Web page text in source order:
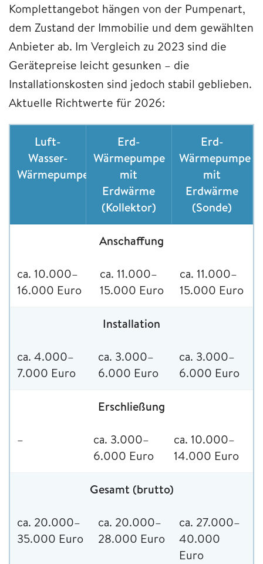
Komplettangebot hängen von der Pumpenart,
dem Zustand der Immobilie und dem gewählten
Anbieter ab. Im Vergleich zu 2023 sind die
Gerätepreise leicht gesunken – die
Installationskosten sind jedoch stabil geblieben.
Aktuelle Richtwerte für 2026:
Luft-
Wasser-
Wärmepumpe
Erd-
Wärmepumpe
mit
Erdwärme
(Kollektor)
Erd-
Wärmepumpe
mit
Erdwärme
(Sonde)
Anschaffung
ca. 10.000–
16.000 Euro
ca. 11.000–
15.000 Euro
ca. 11.000–
15.000 Euro
Installation
ca. 4.000–
7.000 Euro
ca. 3.000–
6.000 Euro
ca. 3.000–
6.000 Euro
Erschließung
–
ca. 3.000–
6.000 Euro
ca. 10.000–
14.000 Euro
Gesamt (brutto)
ca. 20.000–
35.000 Euro
ca. 20.000–
28.000 Euro
ca. 27.000–
40.000
Euro